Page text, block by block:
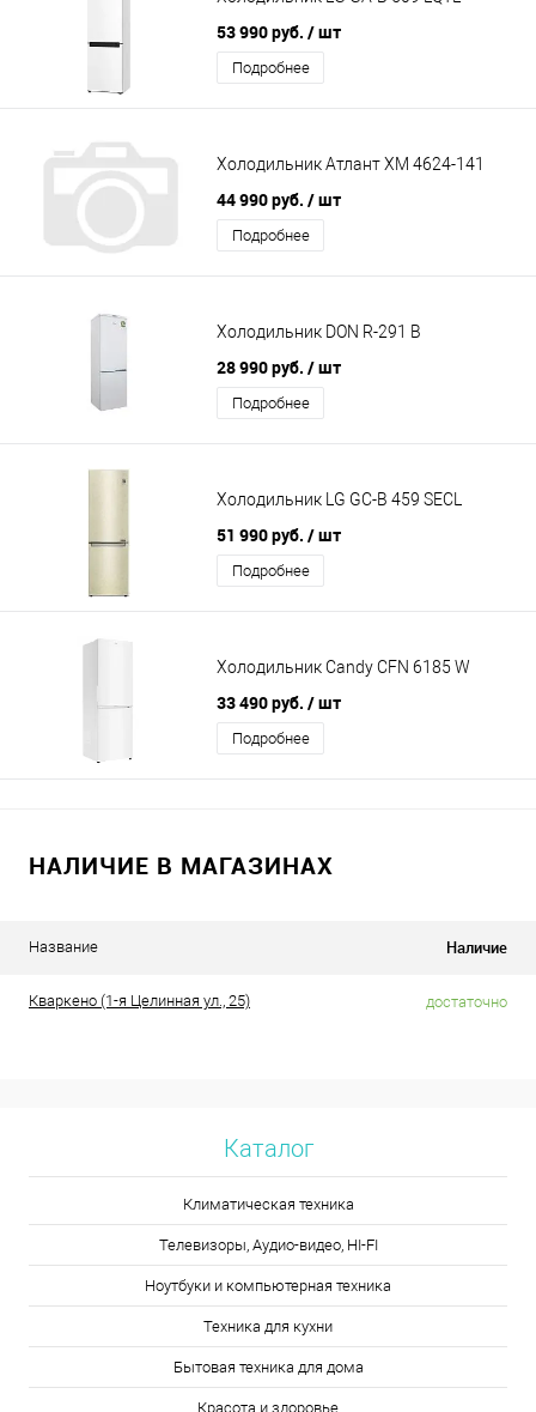
53 990 руб. / шт
Подробнее
Холодильник Атлант XM 4624-141
44 990 руб. / шт
Подробнее
Холодильник DON R-291 B
28 990 руб. / шт
Подробнее
Холодильник LG GC-B 459 SECL
51 990 руб. / шт
Подробнее
Холодильник Candy CFN 6185 W
33 490 руб. / шт
Подробнее
НАЛИЧИЕ В МАГАЗИНАХ
Название Наличие
Кваркено (1-я Целинная ул., 25) достаточно
Каталог
Климатическая техника
Телевизоры, Аудио-видео, HI-FI
Ноутбуки и компьютерная техника
Техника для кухни
Бытовая техника для дома
Красота и здоровье